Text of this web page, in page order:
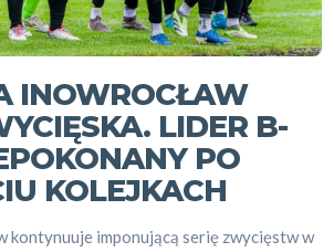
INOWROCŁAW
LIDER B-
PO
KOLEJKACH
kontynuuje imponującą serię zwycięstw w